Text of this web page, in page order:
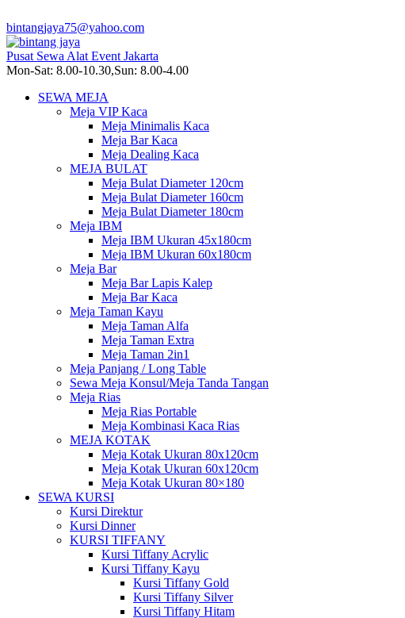
bintangjaya75@yahoo.com
Pusat Sewa Alat Event Jakarta
Mon-Sat: 8.00-10.30,Sun: 8.00-4.00
SEWA MEJA
Meja VIP Kaca
Meja Minimalis Kaca
Meja Bar Kaca
Meja Dealing Kaca
MEJA BULAT
Meja Bulat Diameter 120cm
Meja Bulat Diameter 160cm
Meja Bulat Diameter 180cm
Meja IBM
Meja IBM Ukuran 45x180cm
Meja IBM Ukuran 60x180cm
Meja Bar
Meja Bar Lapis Kalep
Meja Bar Kaca
Meja Taman Kayu
Meja Taman Alfa
Meja Taman Extra
Meja Taman 2in1
Meja Panjang / Long Table
Sewa Meja Konsul/Meja Tanda Tangan
Meja Rias
Meja Rias Portable
Meja Kombinasi Kaca Rias
MEJA KOTAK
Meja Kotak Ukuran 80x120cm
Meja Kotak Ukuran 60x120cm
Meja Kotak Ukuran 80×180
SEWA KURSI
Kursi Direktur
Kursi Dinner
KURSI TIFFANY
Kursi Tiffany Acrylic
Kursi Tiffany Kayu
Kursi Tiffany Gold
Kursi Tiffany Silver
Kursi Tiffany Hitam